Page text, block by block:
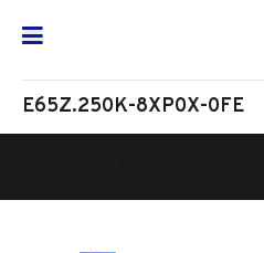
E65Z.250K-8XP0X-0FE